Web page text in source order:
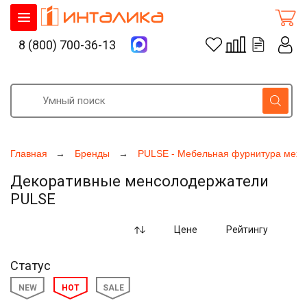
Главная Бренды PULSE - Мебельная фурнитура
Декоративные менсолодержатели
PULSE
Цене Рейтингу
Статус
NEW HOT SALE
8 (800) 700-36-13